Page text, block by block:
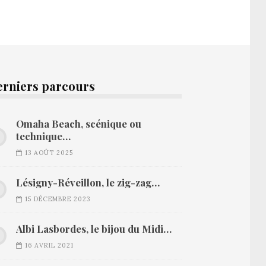
parcours
Omaha Beach, scénique ou
technique…
13 AOÛT 2025
Lésigny-Réveillon, le zig-zag…
15 DÉCEMBRE 2023
Albi Lasbordes, le bijou du Midi…
16 AVRIL 2021